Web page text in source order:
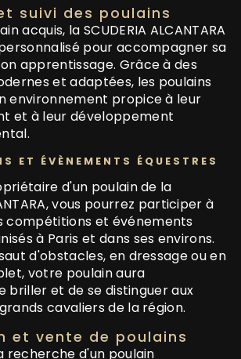
suivi des poulains
acquis, la SCUDERIA ALCANTARA
pour accompagner sa
apprentissage. Grâce à des
et adaptées, les poulains
environnement propice à leur
et à leur développement
ET ÉVÈNEMENTS ÉQUESTRES
d'un poulain de la
vous pourrez participer à
compétitions et événements
à Paris et dans ses environs.
d'obstacles, en dressage ou en
votre poulain aura
briller et de se distinguer aux
cavaliers de la région.
et vente de poulains
recherche d'un poulain